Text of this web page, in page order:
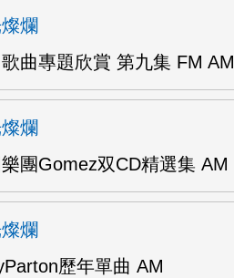
爛
曲專題欣賞 第九集 FM AM
爛
團Gomez双CD精選集 AM
爛
歷年單曲 AM